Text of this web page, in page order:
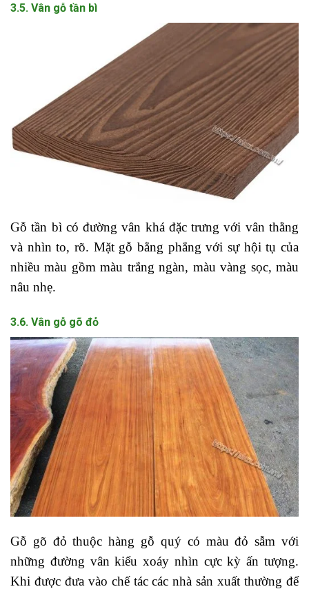
3.5. Vân gỗ tần bì
Gỗ tần bì có đường vân khá đặc trưng với vân thằng
và nhìn to, rõ. Mặt gỗ bằng phẳng với sự hội tụ của
nhiều màu gồm màu trắng ngàn, màu vàng sọc, màu
nâu nhẹ.
3.6. Vân gỗ gõ đỏ
Gỗ gõ đỏ thuộc hàng gỗ quý có màu đỏ sẫm với
những đường vân kiểu xoáy nhìn cực kỳ ấn tượng.
Khi được đưa vào chế tác các nhà sản xuất thường để